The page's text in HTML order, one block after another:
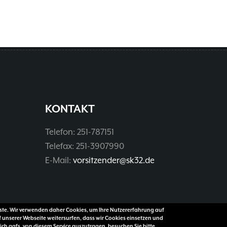
KONTAKT
Telefon: 251-787151
Telefax: 251-3907990
E-Mail: vorsitzender@sk32.de
Wir verwenden daher Cookies, um Ihre Nutzererfahrung auf
Webseite weitersurfen, dass wir Cookies einsetzen und